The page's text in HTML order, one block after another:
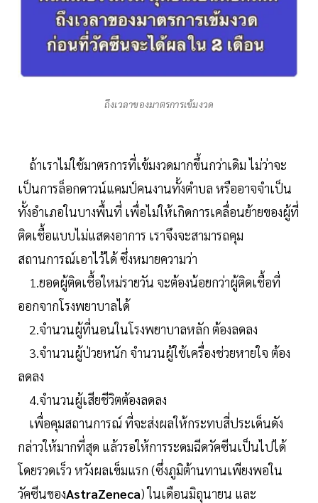
ถึงเวลาของมาตรการเข้มงวด
ถ้าเราไม่ใช้มาตรการที่เข้มงวดมากขึ้นกว่าเดิม ไม่ว่าจะ
เป็นการล็อกดาวน์แคมป์คนงานทั้งตำบล หรืออาจจำเป็น
ทั้งอำเภอในบางพื้นที่ เพื่อไม่ให้เกิดการเคลื่อนย้ายของผู้ที่
ติดเชื้อแบบไม่แสดงอาการ เราจึงจะสามารถคุม
สถานการณ์เอาไว้ได้ ซึ่งหมายความว่า
1.ยอดผู้ติดเชื้อใหม่รายวัน จะต้องน้อยกว่าผู้ติดเชื้อที่
ออกจากโรงพยาบาลได้
2.จำนวนผู้ที่นอนในโรงพยาบาลหลัก ต้องลดลง
3.จำนวนผู้ป่วยหนัก จำนวนผู้ใช้เครื่องช่วยหายใจ ต้อง
ลดลง
4.จำนวนผู้เสียชีวิตต้องลดลง
เพื่อคุมสถานการณ์ ที่จะส่งผลให้กระทบสี่ประเด็นดัง
กล่าวให้มากที่สุด แล้วรอให้การระดมฉีดวัคซีนเป็นไปได้
โดยรวดเร็ว หวังผลเข็มแรก (ซึ่งภูมิต้านทานเพียงพอใน
วัคซีนของAstraZeneca) ในเดือนมิถุนายน และ